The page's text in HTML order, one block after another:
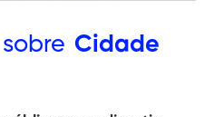
Cidade